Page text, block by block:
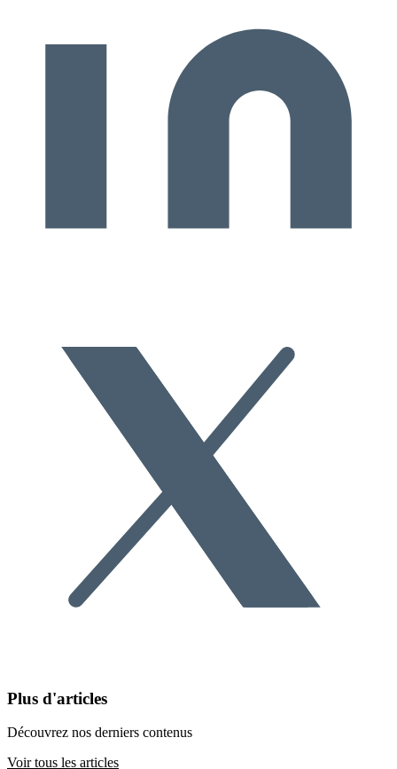
Plus d'articles
Découvrez nos derniers contenus
Voir tous les articles